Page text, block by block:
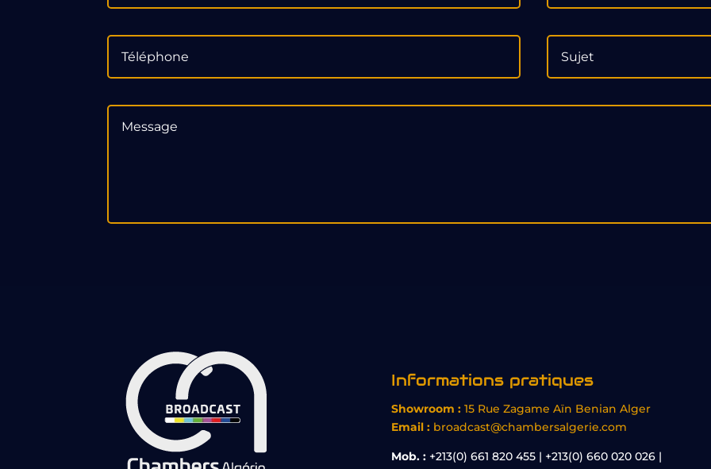
Informations pratiques
Showroom : 15 Rue Zagame Aïn Benian Alger
Email : broadcast@chambersalgerie.com
Mob. :+213(0) 661 820 455 | +213(0) 660 020 026 |